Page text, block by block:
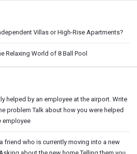
Villas or High-Rise Apartments?
Relaxing World of 8 Ball Pool
helped by an employee at the airport. Write
problem Talk about how you were helped
employee
friend who is currently moving into a new